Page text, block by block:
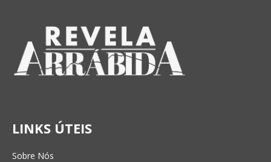
LINKS ÚTEIS
Sobre Nós